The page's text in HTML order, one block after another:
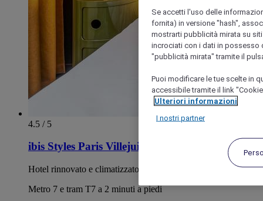
4.5 / 5
ibis Styles Paris Villejuif
Hotel rinnovato e climatizzato con colazione inclusa
Metro 7 e tram T7 a 2 minuti a piedi
Se accetti l'uso delle
fornita) in versione "hash",
mostrarti pubblicità mirata su
incrociati con i dati in possesso
"pubblicità mirata" tramite il
Puoi modificare le tue scelte in
accessibile tramite il link
Ulteriori informazioni
I nostri partner